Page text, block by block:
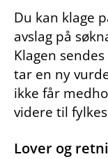
Du kan klage
avslag på
Klagen
tar en ny
ikke får
videre til
Lover og